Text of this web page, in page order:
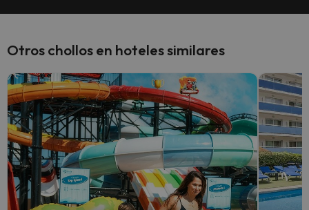
Otros chollos en hoteles similares